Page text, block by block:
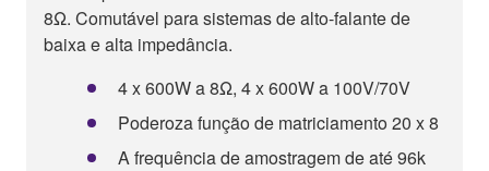
8Ω. Comutável para sistemas de alto-falante de
baixa e alta impedância.
4 x 600W a 8Ω, 4 x 600W a 100V/70V
Poderoza função de matriciamento 20 x 8
A frequência de amostragem de até 96k